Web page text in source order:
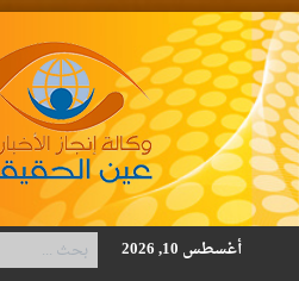
أغسطس 10, 2026